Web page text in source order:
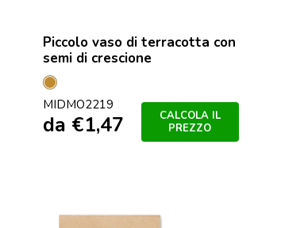
Piccolo vaso di terracotta con
semi di crescione
Legno
MIDMO2219
da €1,47
CALCOLA IL
PREZZO